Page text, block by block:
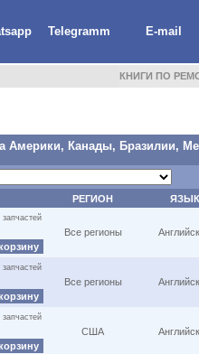
Telegramm E-mail
КНИГИ ПО
Америки, Канады, Бразилии,
РЕГИОН ЯЗЫК
запчастей
Все регионы
запчастей
Все регионы
запчастей
США